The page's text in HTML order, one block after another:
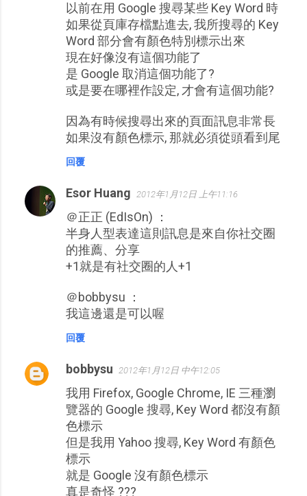
以前在用 Google 搜尋某些 Key Word 時
如果從頁庫存檔點進去, 我所搜尋的 Key
Word 部分會有顏色特別標示出來
現在好像沒有這個功能了
是 Google 取消這個功能了?
或是要在哪裡作設定, 才會有這個功能?
因為有時候搜尋出來的頁面訊息非常長
如果沒有顏色標示, 那就必須從頭看到尾
回覆
Esor Huang 2012年1月12日 上午11:16
＠正正 (EdIsOn) ：
半身人型表達這則訊息是來自你社交圈
的推薦、分享
+1就是有社交圈的人+1
＠bobbysu ：
我這邊還是可以喔
回覆
bobbysu 2012年1月12日 中午12:05
我用 Firefox, Google Chrome, IE 三種瀏
覽器的 Google 搜尋, Key Word 都沒有顏
色標示
但是我用 Yahoo 搜尋, Key Word 有顏色
標示
就是 Google 沒有顏色標示
真是奇怪 ???